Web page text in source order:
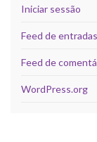
Iniciar sessão
Feed de entradas
Feed de
WordPress.org